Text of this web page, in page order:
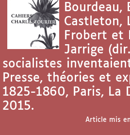
Bourdeau,
Castleton,
Frobert et
Jarrige
socialistes
Presse, théories et
1825-1860, Paris, La
2015.
Article mis